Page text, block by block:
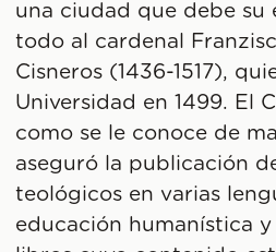
una ciudad que debe su
todo al cardenal
Cisneros (1436-1517),
Universidad en 1499. El
como se le conoce de
aseguró la publicación
teológicos en varias
educación humanística